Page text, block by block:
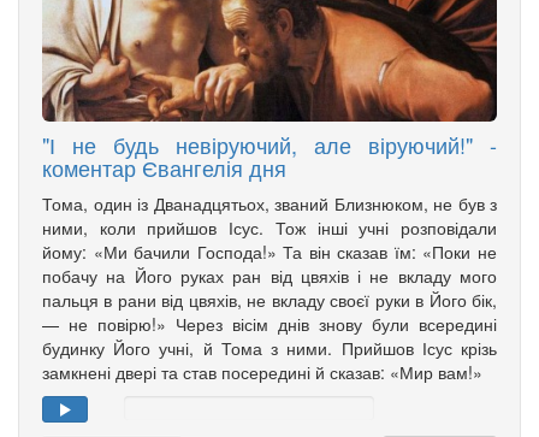
"І не будь невіруючий, але віруючий!" -
коментар Євангелія дня
Тома, один із Дванадцятьох, званий Близнюком, не був з
ними, коли прийшов Ісус. Тож інші учні розповідали
йому: «Ми бачили Господа!» Та він сказав їм: «Поки не
побачу на Його руках ран від цвяхів і не вкладу мого
пальця в рани від цвяхів, не вкладу своєї руки в Його бік,
— не повірю!» Через вісім днів знову були всередині
будинку Його учні, й Тома з ними. Прийшов Ісус крізь
замкнені двері та став посередині й сказав: «Мир вам!»